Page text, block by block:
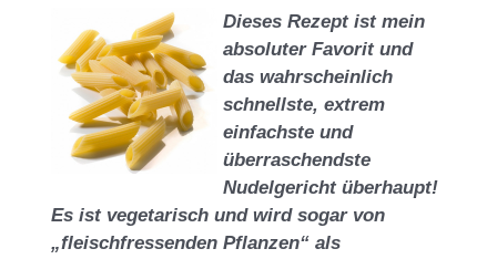
Dieses Rezept ist mein
absoluter Favorit und
das wahrscheinlich
schnellste, extrem
einfachste und
überraschendste
Nudelgericht überhaupt!
Es ist vegetarisch und wird sogar von
„fleischfressenden Pflanzen“ als